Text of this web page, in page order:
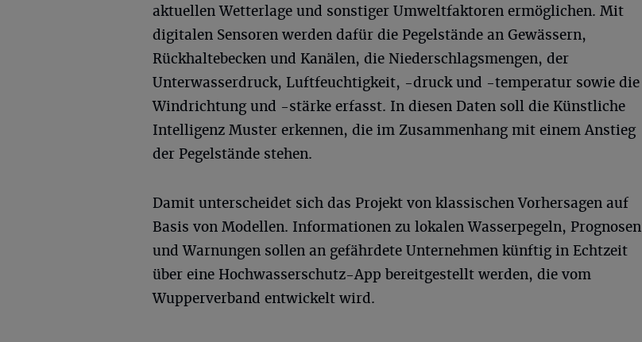
aktuellen Wetterlage und sonstiger Umweltfaktoren ermöglichen. Mit
digitalen Sensoren werden dafür die Pegelstände an Gewässern,
Rückhaltebecken und Kanälen, die Niederschlagsmengen, der
Unterwasserdruck, Luftfeuchtigkeit, -druck und -temperatur sowie die
Windrichtung und -stärke erfasst. In diesen Daten soll die Künstliche
Intelligenz Muster erkennen, die im Zusammenhang mit einem Anstieg
der Pegelstände stehen.
Damit unterscheidet sich das Projekt von klassischen Vorhersagen auf
Basis von Modellen. Informationen zu lokalen Wasserpegeln, Prognosen
und Warnungen sollen an gefährdete Unternehmen künftig in Echtzeit
über eine Hochwasserschutz-App bereitgestellt werden, die vom
Wupperverband entwickelt wird.